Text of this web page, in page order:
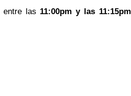
entre las 11:00pm y las 11:15pm